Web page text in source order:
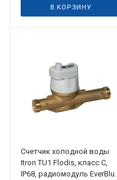
В КОРЗИНУ
31.08.2026
Счетчик холодной воды
Itron TU1 Flodis, класс С,
IP68, радиомодуль EverBlu,